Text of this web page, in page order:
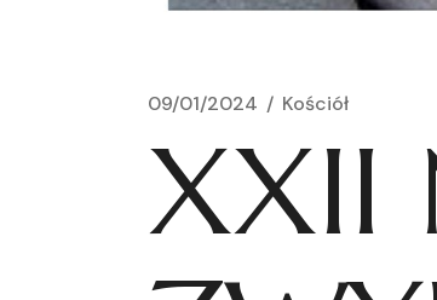
09/01/2024 Kościół
XXII